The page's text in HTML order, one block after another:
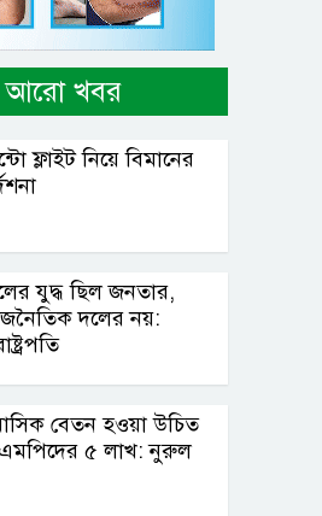
আরো খবর
ফ্লাইট নিয়ে বিমানের
যুদ্ধ ছিল জনতার,
দলের নয়:
মাসিক বেতন হওয়া উচিত
৫ লাখ: নুরুল